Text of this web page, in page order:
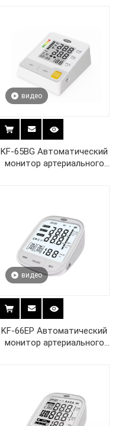
видео
KF-65BG Автоматический
монитор артериального
видео
KF-66EP Автоматический
монитор артериального